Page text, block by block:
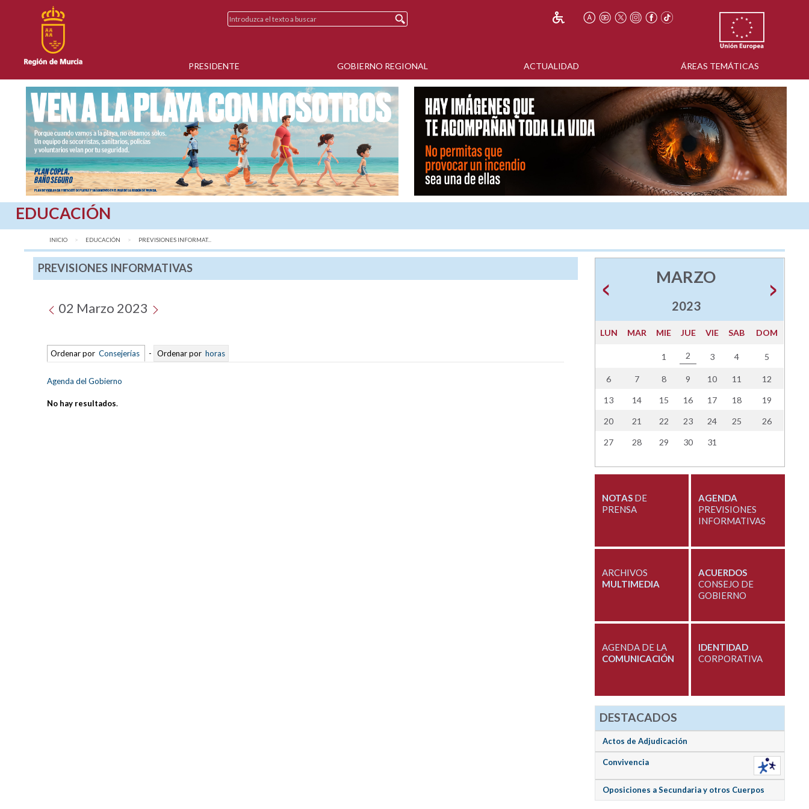
PRESIDENTE GOBIERNO REGIONAL ACTUALIDAD ÁREAS TEMÁTICAS
EDUCACIÓN
INICIO EDUCACIÓN AQUÍ:
PREVISIONES INFORMAT...
PREVISIONES INFORMATIVAS
02 Marzo 2023
Ordenar por Consejerías - Ordenar por horas
Agenda del Gobierno
No hay resultados.
MARZO
2023
LUN MAR MIE JUE VIE SAB DOM
1 2 3 4 5
6 7 8 9 10 11 12
13 14 15 16 17 18 19
20 21 22 23 24 25 26
27 28 29 30 31
NOTASDE
PRENSA
AGENDA
PREVISIONES
INFORMATIVAS
ARCHIVOS
MULTIMEDIA
ACUERDOS
CONSEJO DE
GOBIERNO
AGENDA DE LA
COMUNICACIÓN
IDENTIDAD
CORPORATIVA
DESTACADOS
Actos de Adjudicación
Convivencia
Oposiciones a Secundaria y otros Cuerpos